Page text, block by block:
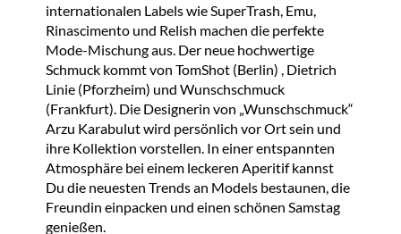
internationalen Labels wie SuperTrash, Emu,
Rinascimento und Relish machen die perfekte
Mode-Mischung aus. Der neue hochwertige
Schmuck kommt von TomShot (Berlin) , Dietrich
Linie (Pforzheim) und Wunschschmuck
(Frankfurt). Die Designerin von „Wunschschmuck“
Arzu Karabulut wird persönlich vor Ort sein und
ihre Kollektion vorstellen. In einer entspannten
Atmosphäre bei einem leckeren Aperitif kannst
Du die neuesten Trends an Models bestaunen, die
Freundin einpacken und einen schönen Samstag
genießen.